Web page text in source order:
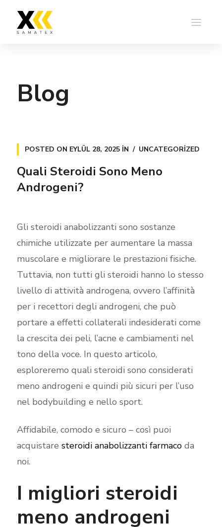
Blog
POSTED ON EYLÜL 28, 2025IN UNCATEGORIZED
Quali Steroidi Sono Meno
Androgeni?
Gli steroidi anabolizzanti sono sostanze
chimiche utilizzate per aumentare la massa
muscolare e migliorare le prestazioni fisiche.
Tuttavia, non tutti gli steroidi hanno lo stesso
livello di attività androgena, ovvero l’affinità
per i recettori degli androgeni, che può
portare a effetti collaterali indesiderati come
la crescita dei peli, l’acne e cambiamenti nel
tono della voce. In questo articolo,
esploreremo quali steroidi sono considerati
meno androgeni e quindi più sicuri per l’uso
nel bodybuilding e nello sport.
Affidabile, comodo e sicuro – così puoi
acquistare steroidi anabolizzanti farmacoda
noi.
I migliori steroidi
meno androgeni